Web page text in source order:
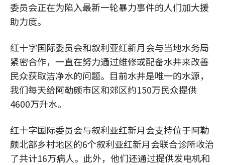
委员会正在为陷入最新一轮暴力事件的人们加大援
助力度。
红十字国际委员会和叙利亚红新月会与当地水务局
紧密合作，一直在努力通过维修或配备水井来改善
民众获取洁净水的问题。目前水井是唯一的水源，
我们每天给阿勒颇市区和郊区约150万民众提供
4600万升水。
红十字国际委员会与叙利亚红新月会支持位于阿勒
颇北部乡村地区的6个叙利亚红新月会联合诊所收治
了共计16万病人。此外，他们还通过提供发电机和